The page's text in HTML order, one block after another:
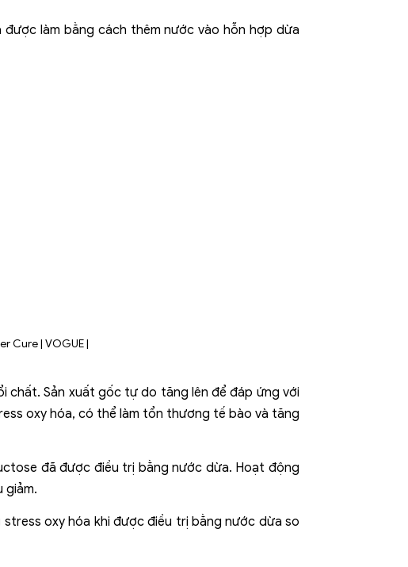
làm bằng cách thêm nước vào hỗn hợp dừa
Sản xuất gốc tự do tăng lên để đáp ứng với
oxy hóa, có thể làm tổn thương tế bào và tăng
đã được điều trị bằng nước dừa. Hoạt động
giảm.
oxy hóa khi được điều trị bằng nước dừa so